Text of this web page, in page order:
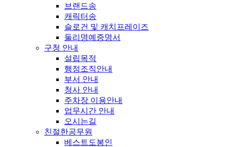
브랜드송
캐릭터송
슬로건 및 캐치프레이즈
둘리명예증명서
구청 안내
설립목적
행정조직안내
부서 안내
청사 안내
주차장 이용안내
업무시간 안내
오시는길
친절한공무원
베스트도봉인